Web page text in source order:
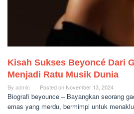
Kisah Sukses Beyoncé Dari
Menjadi Ratu Musik Dunia
By admin Posted on November 13, 2024
Biografi beyounce – Bayangkan seorang
emas yang merdu, bermimpi untuk